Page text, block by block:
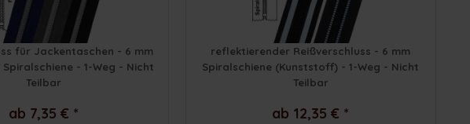
für Jackentaschen - 6 mm
- 1-Weg - Nicht
Teilbar
ab 7,35 € *
reflektierender Reißverschluss - 6 mm
Spiralschiene (Kunststoff) - 1-Weg - Nicht
Teilbar
ab 12,35 € *